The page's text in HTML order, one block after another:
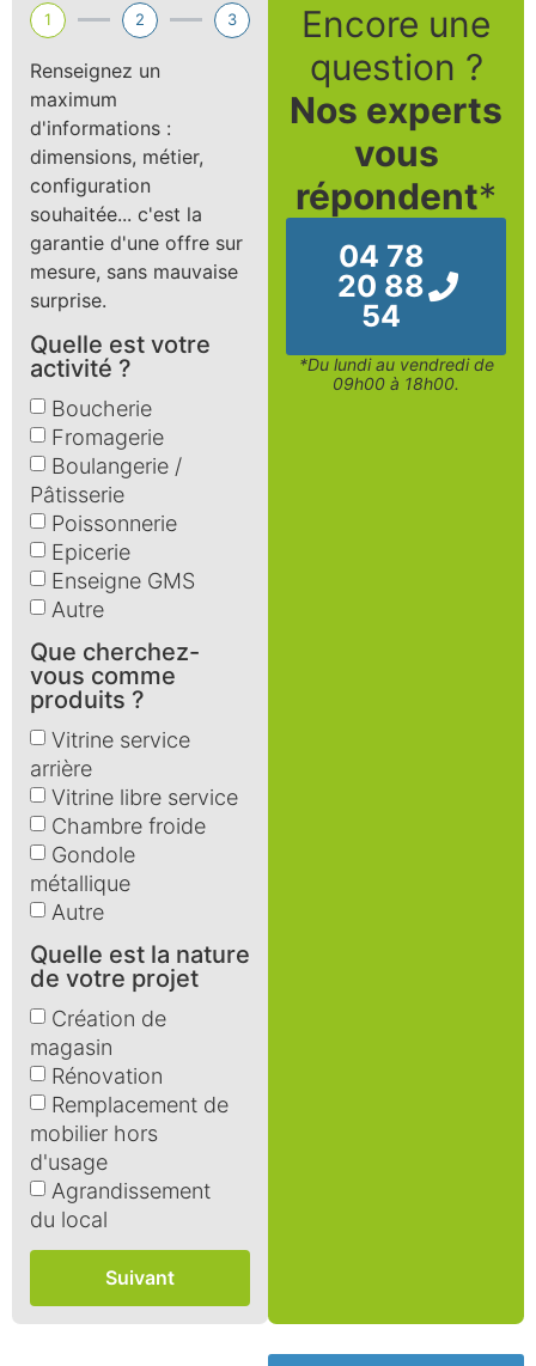
1 2 3
Renseignez un
maximum
d'informations :
dimensions, métier,
configuration
souhaitée... c'est la
garantie d'une offre sur
mesure, sans mauvaise
surprise.
Quelle est votre
activité ?
Boucherie
Fromagerie
Boulangerie /
Pâtisserie
Poissonnerie
Epicerie
Enseigne GMS
Autre
Que cherchez-
vous comme
produits ?
Vitrine service
arrière
Vitrine libre service
Chambre froide
Gondole
métallique
Autre
Quelle est la nature
de votre projet
Création de
magasin
Rénovation
Remplacement de
mobilier hors
d'usage
Agrandissement
du local
Suivant
Encore une
question ?
Nos experts
vous
répondent*
04 78
20 88
54
*Du lundi au vendredi de
09h00 à 18h00.